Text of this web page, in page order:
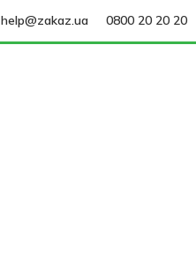
help@zakaz.ua 0800 20 20 20